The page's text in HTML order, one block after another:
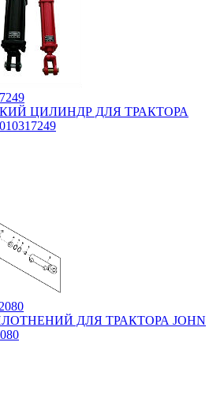
ЦИЛИНДР ДЛЯ ТРАКТОРА
ДЛЯ ТРАКТОРА JOHN